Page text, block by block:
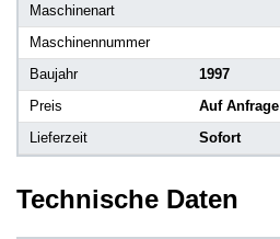
Maschinenart
Maschinennummer
Baujahr
1997
Preis
Auf Anfrage
Lieferzeit
Sofort
Technische Daten